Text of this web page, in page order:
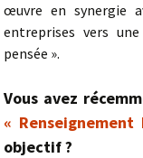
œuvre en synergie
entreprises vers
pensée ».
Vous avez
«
objectif ?